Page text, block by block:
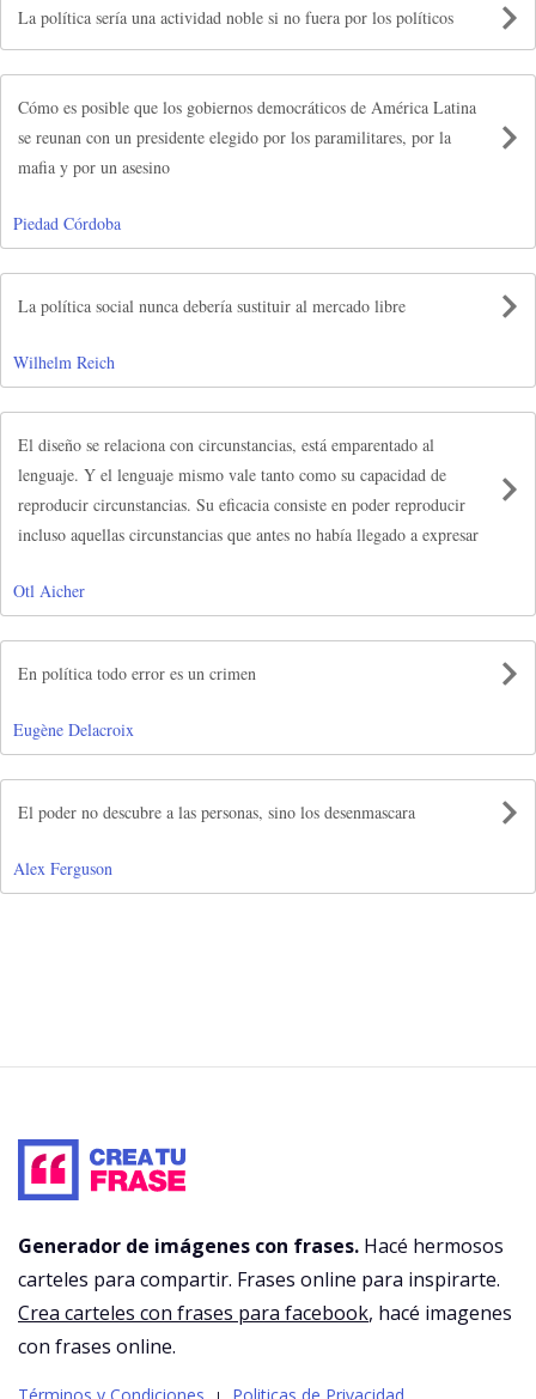
La política sería una actividad noble si no fuera por los políticos
Cómo es posible que los gobiernos democráticos de América Latina
se reunan con un presidente elegido por los paramilitares, por la
mafia y por un asesino
Piedad Córdoba
La política social nunca debería sustituir al mercado libre
Wilhelm Reich
El diseño se relaciona con circunstancias, está emparentado al
lenguaje. Y el lenguaje mismo vale tanto como su capacidad de
reproducir circunstancias. Su eficacia consiste en poder reproducir
incluso aquellas circunstancias que antes no había llegado a expresar
Otl Aicher
En política todo error es un crimen
Eugène Delacroix
El poder no descubre a las personas, sino los desenmascara
Alex Ferguson
Generador de imágenes con frases. Hacé hermosos
carteles para compartir. Frases online para inspirarte.
Crea carteles con frases para facebook, hacé imagenes
con frases online.
Términos y Condiciones Politicas de Privacidad